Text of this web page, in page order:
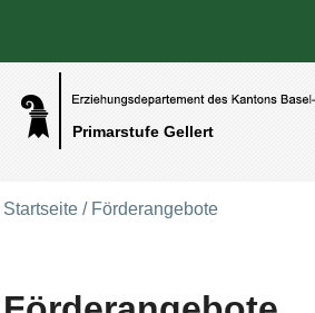
Primarstufe Gellert
Benutzerspezifische Werkzeuge
Direkt zum Inhalt|Direkt zur Navigation
Startseite / Förderangebote